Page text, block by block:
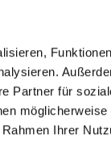
Partner für
Ihrer